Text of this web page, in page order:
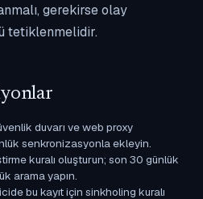
gerekirse olay
tetiklenmelidir.
duvarı ve web proxy
senkronizasyonla ekleyin.
kuralı oluşturun; son 30 günlük
arama yapın.
bu kayıt için sinkholing kuralı